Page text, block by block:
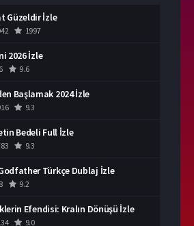
Güzeldir İzle
1997
2026 İzle
9.6
Başlamak 2024 İzle
9.3
Bedeli Full İzle
9.3
Türkçe Dublaj İzle
9.2
Efendisi: Kralın Dönüşü İzle
9.0